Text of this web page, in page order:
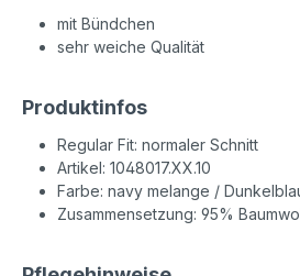
mit Bündchen
sehr weiche Qualität
Produktinfos
Regular Fit: normaler Schnitt
Artikel: 1048017.XX.10
Farbe: navy melange /
Zusammensetzung: 95%